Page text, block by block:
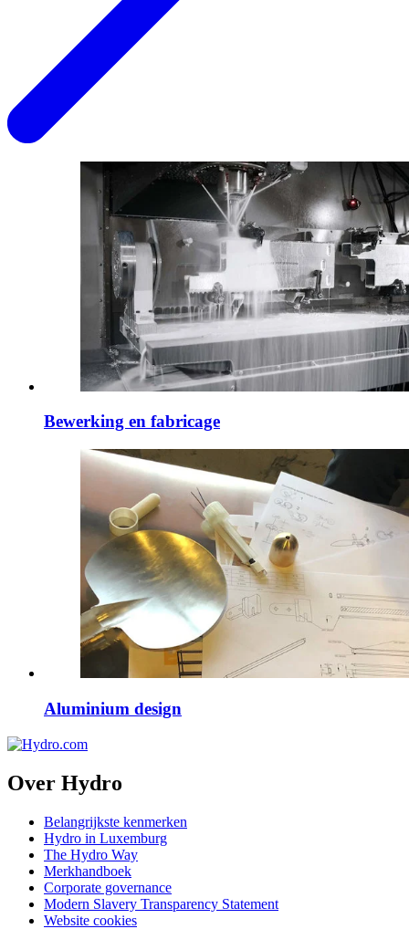
Bewerking en fabricage
Aluminium design
Over Hydro
Belangrijkste kenmerken
Hydro in Luxemburg
The Hydro Way
Merkhandboek
Corporate governance
Modern Slavery Transparency Statement
Website cookies